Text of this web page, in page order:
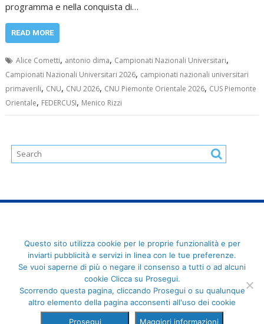
programma e nella conquista di…
READ MORE
Alice Cometti, antonio dima, Campionati Nazionali Universitari,
Campionati Nazionali Universitari 2026, campionati nazionali universitari
primaverili, CNU, CNU 2026, CNU Piemonte Orientale 2026, CUS Piemonte
Orientale, FEDERCUSI, Menico Rizzi
FederCUSI: Federazione Italiana dello Sport Universitario - Via
Angelo Brofferio, 7 - 00195 Roma - C.F. 80109270589
Questo sito utilizza cookie per le proprie funzionalità e per
inviarti pubblicità e servizi in linea con le tue preferenze.
Se vuoi saperne di più o negare il consenso a tutti o ad alcuni
cookie Clicca su Prosegui.
Scorrendo questa pagina, cliccando Prosegui o su qualunque
altro elemento della pagina acconsenti all'uso dei cookie
Prosegui Maggiori informazioni